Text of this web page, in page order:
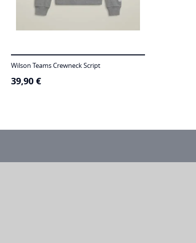
Wilson Teams Crewneck Script
39,90€